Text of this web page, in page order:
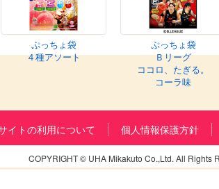
ぷっちょスティック
ストロングメガソーダ
ぷっちょスティック
ストロングメガコーラ
ぷっちょ袋
ぷっちょ袋